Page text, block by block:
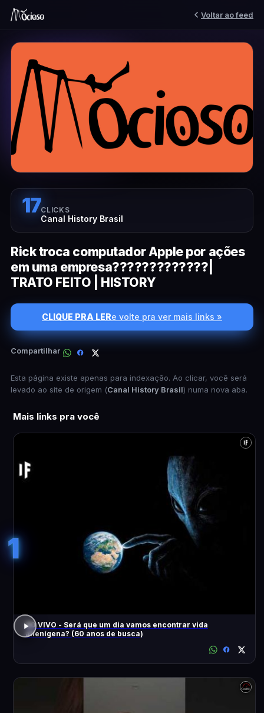
Voltar ao feed
17CLICKS
Canal History Brasil
Rick troca computador Apple por ações
em uma empresa?????????????|
TRATO FEITO | HISTORY
CLIQUE PRA LERe volte pra ver mais links »
Compartilhar
Esta página existe apenas para indexação. Ao clicar, você será
levado ao site de origem (Canal History Brasil) numa nova aba.
Mais links pra você
1
AO VIVO - Será que um dia vamos encontrar vida
alienígena? (60 anos de busca)